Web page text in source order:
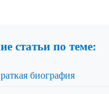
статьи по теме:
биография